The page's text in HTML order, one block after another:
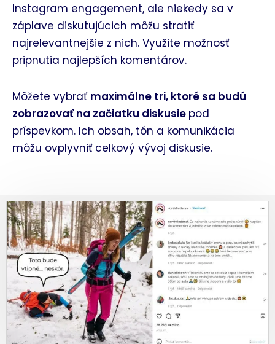
Instagram engagement, ale niekedy sa v
záplave diskutujúcich môžu stratiť
najrelevantnejšie z nich. Využite možnosť
pripnutia najlepších komentárov.
Môžete vybrať maximálne tri, ktoré sa budú
zobrazovať na začiatku diskusie pod
príspevkom. Ich obsah, tón a komunikácia
môžu ovplyvniť celkový vývoj diskusie.